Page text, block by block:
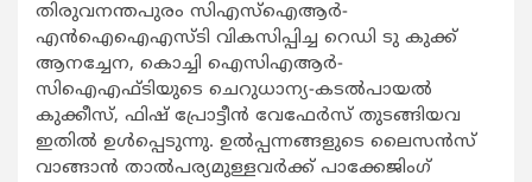
തിരുവനന്തപുരം സിഎസ്ഐആര്‍-
എന്‍ഐഐഎസ്ടി വികസിപ്പിച്ച റെഡി ടു കുക്ക്
ആനച്ചേന, കൊച്ചി ഐസിഎആര്‍-
സിഐഎഫ്ടിയുടെ ചെറുധാന്യ-കടല്‍പായല്‍
കുക്കീസ്, ഫിഷ് പ്രോട്ടീന്‍ വേഫേര്‍സ് തുടങ്ങിയവ
ഇതില്‍ ഉള്‍പ്പെടുന്നു. ഉല്‍പ്പന്നങ്ങളുടെ ലൈസന്‍സ്
വാങ്ങാന്‍ താല്‍പര്യമുള്ളവര്‍ക്ക് പാക്കേജിംഗ്